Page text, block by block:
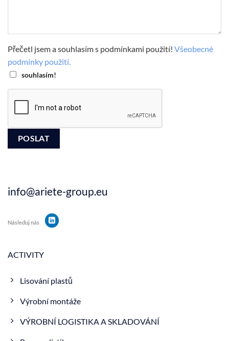
ACTIVITY
Lisování plastů
Výrobní montáže
VÝROBNÍ LOGISTIKA A SKLADOVÁNÍ
Přečetl jsem a souhlasím s podmínkami použití! Všeobecné
podmínky použití.
souhlasím!
info@ariete-group.eu
Následuj nás